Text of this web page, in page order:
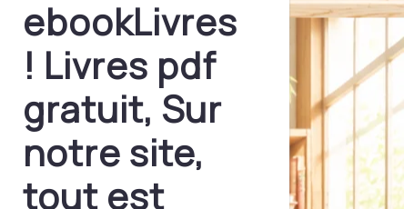
ebookLivres
! Livres pdf
gratuit, Sur
notre site,
tout est